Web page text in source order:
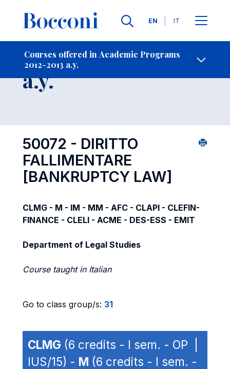
Languages
EN IT
Courses offered in Academic Programs
2012-2013 a.y.
- Contact Us
Course 2012-2013
a.y.
50072 - DIRITTO
FALLIMENTARE
[BANKRUPTCY LAW]
CLMG - M - IM - MM - AFC - CLAPI - CLEFIN-
FINANCE - CLELI - ACME - DES-ESS - EMIT
Department of Legal Studies
Course taught in Italian
Go to class group/s: 31
CLMG (6 credits - I sem. - OP |
IUS/15) - M (6 credits - I sem. -